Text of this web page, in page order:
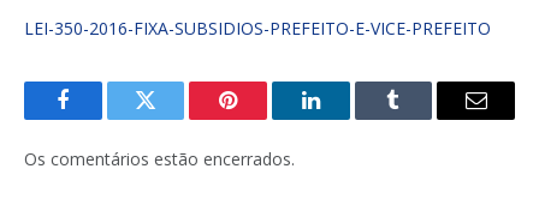
LEI-350-2016-FIXA-SUBSIDIOS-PREFEITO-E-VICE-PREFEITO
FacebookTwitter Pinterest LinkedInTumblr
E-
Os comentários estão encerrados.